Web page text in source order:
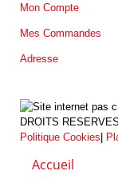
Mon Compte
Mes Commandes
Adresse
DROITS
Politique Cookies
Accueil